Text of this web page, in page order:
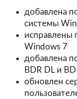
добавлена
системы
исправлены
Windows 7
добавлена
BDR DL и
обновлен